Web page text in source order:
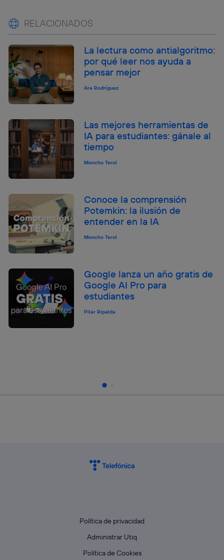
RELACIONADOS
La lectura como antialgoritmo:
por qué leer nos ayuda a
pensar mejor
Ara Rodríguez
Las mejores herramientas de
IA para estudiantes: gánale al
tiempo
Moncho Terol
Conoce la comprensión
Potemkin: la ilusión de
entender en la IA
Moncho Terol
Google lanza un año gratis de
Google AI Pro para
estudiantes
Pilar Ripalda
Política de privacidad
Administrar Utiq
Política de Cookies